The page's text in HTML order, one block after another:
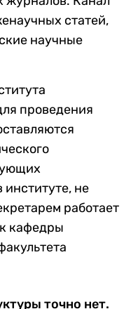
статей,
научные
проведения
не
работает
кафедры
точно нет.